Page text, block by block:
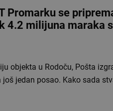
Promarku se
4.2 milijuna maraka s
objekta u Rodoču, Pošta
jedan posao. Kako sada